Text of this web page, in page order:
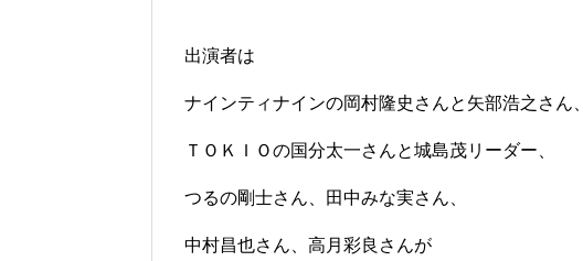
出演者は
ナインティナインの岡村隆史さんと矢部浩之さん、
ＴＯＫＩＯの国分太一さんと城島茂リーダー、
つるの剛士さん、田中みな実さん、
中村昌也さん、高月彩良さんが